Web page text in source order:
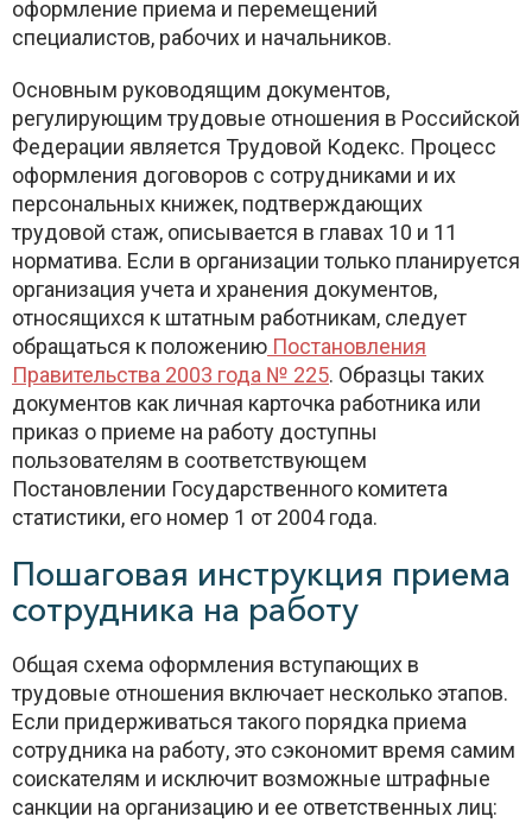
оформление приема и перемещений
специалистов, рабочих и начальников.
Основным руководящим документов,
регулирующим трудовые отношения в Российской
Федерации является Трудовой Кодекс. Процесс
оформления договоров с сотрудниками и их
персональных книжек, подтверждающих
трудовой стаж, описывается в главах 10 и 11
норматива. Если в организации только планируется
организация учета и хранения документов,
относящихся к штатным работникам, следует
обращаться к положению Постановления
Правительства 2003 года № 225. Образцы таких
документов как личная карточка работника или
приказ о приеме на работу доступны
пользователям в соответствующем
Постановлении Государственного комитета
статистики, его номер 1 от 2004 года.
Пошаговая инструкция приема
сотрудника на работу
Общая схема оформления вступающих в
трудовые отношения включает несколько этапов.
Если придерживаться такого порядка приема
сотрудника на работу, это сэкономит время самим
соискателям и исключит возможные штрафные
санкции на организацию и ее ответственных лиц: